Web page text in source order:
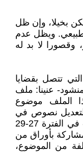
بخيلا، وإن ظل
ويظل عدم
وقصورا لا بد له
تتصل بقضايا
عنينا: ملف
الملف موضوع
لتعديل نصوص في
قانون الأحوال الشخصية" ، في بيروت في الفترة 27-29
بالمشاركة بأوراق من
من الموضوع،